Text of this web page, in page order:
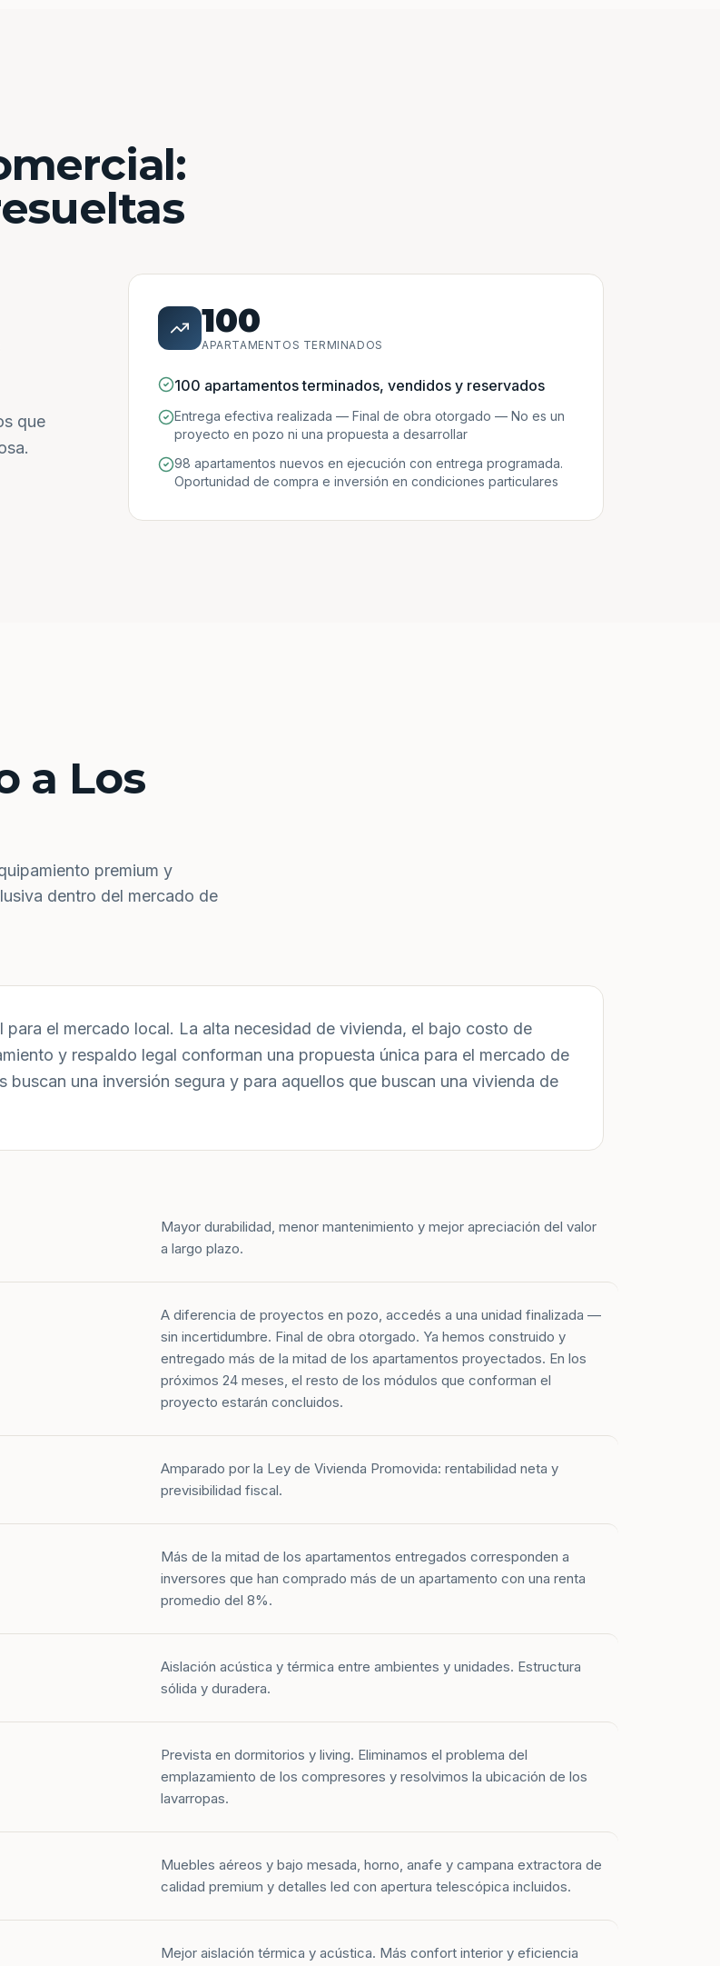
que
100
APARTAMENTOS TERMINADOS
100 apartamentos terminados, vendidos y reservados
Entrega efectiva realizada — Final de obra otorgado — No es un
proyecto en pozo ni una propuesta a desarrollar
98 apartamentos nuevos en ejecución con entrega programada.
Oportunidad de compra e inversión en condiciones particulares
a Los
premium y
dentro del mercado de
el mercado local. La alta necesidad de vivienda, el bajo costo de
y respaldo legal conforman una propuesta única para el mercado de
una inversión segura y para aquellos que buscan una vivienda de
Mayor durabilidad, menor mantenimiento y mejor apreciación del valor
a largo plazo.
A diferencia de proyectos en pozo, accedés a una unidad finalizada —
sin incertidumbre. Final de obra otorgado. Ya hemos construido y
entregado más de la mitad de los apartamentos proyectados. En los
próximos 24 meses, el resto de los módulos que conforman el
proyecto estarán concluidos.
Amparado por la Ley de Vivienda Promovida: rentabilidad neta y
previsibilidad fiscal.
Más de la mitad de los apartamentos entregados corresponden a
inversores que han comprado más de un apartamento con una renta
promedio del 8%.
Aislación acústica y térmica entre ambientes y unidades. Estructura
sólida y duradera.
Prevista en dormitorios y living. Eliminamos el problema del
emplazamiento de los compresores y resolvimos la ubicación de los
lavarropas.
Muebles aéreos y bajo mesada, horno, anafe y campana extractora de
calidad premium y detalles led con apertura telescópica incluidos.
Mejor aislación térmica y acústica. Más confort interior y eficiencia